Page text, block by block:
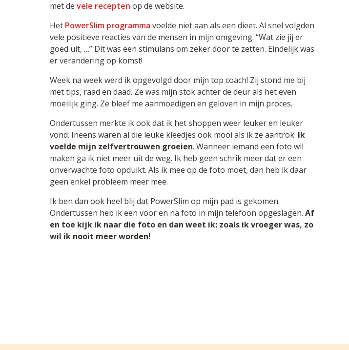
met de vele recepten op de website.
Het PowerSlim programma voelde niet aan als een dieet. Al snel volgden
vele positieve reacties van de mensen in mijn omgeving. “Wat zie jij er
goed uit, …” Dit was een stimulans om zeker door te zetten. Eindelijk was
er verandering op komst!
Week na week werd ik opgevolgd door mijn top coach! Zij stond me bij
met tips, raad en daad. Ze was mijn stok achter de deur als het even
moeilijk ging. Ze bleef me aanmoedigen en geloven in mijn proces.
Ondertussen merkte ik ook dat ik het shoppen weer leuker en leuker
vond. Ineens waren al die leuke kleedjes ook mooi als ik ze aantrok. Ik
voelde mijn zelfvertrouwen groeien. Wanneer iemand een foto wil
maken ga ik niet meer uit de weg. Ik heb geen schrik meer dat er een
onverwachte foto opduikt. Als ik mee op de foto moet, dan heb ik daar
geen enkel probleem meer mee.
Ik ben dan ook heel blij dat PowerSlim op mijn pad is gekomen.
Ondertussen heb ik een voor en na foto in mijn telefoon opgeslagen. Af
en toe kijk ik naar die foto en dan weet ik: zoals ik vroeger was, zo
wil ik nooit meer worden!